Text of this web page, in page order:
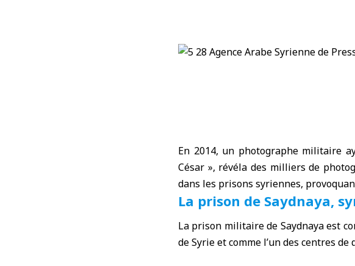
En 2014, un photographe militaire
César », révéla des milliers de
dans les prisons syriennes,
La prison de Saydnaya,
La prison militaire de Saydnayaest
de Syrie et comme l’un des centres